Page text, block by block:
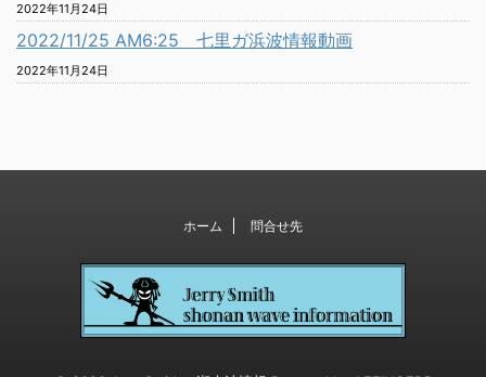
2022年11月24日
2022/11/25 AM6:25 七里ガ浜波情報動画
2022年11月24日
ホーム 問合せ先